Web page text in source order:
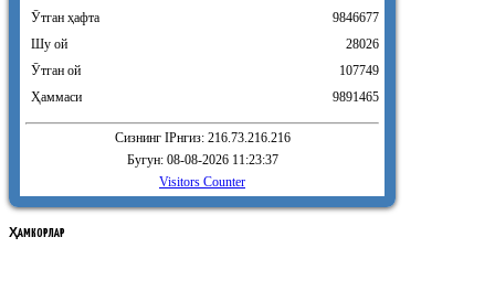
Ӯтган ҳафта
Шу ой
Ӯтган ой
Ҳаммаси
9846677
28026
107749
9891465
Сизнинг IPнгиз: 216.73.216.216
Бугун: 08-08-2026 11:23:37
Visitors Counter
ҲАМКОРЛАР